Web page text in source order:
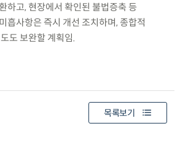
하고, 현장에서 확인된 불법증축 등
흡사항은 즉시 개선 조치하며, 종합적
도 보완할 계획임.
목록보기